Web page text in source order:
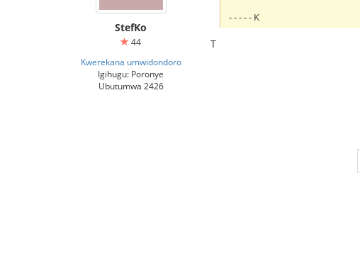
StefKo
44
Kwerekana umwidondoro
Igihugu: Poronye
Ubutumwa 2426
- - - - - K
T